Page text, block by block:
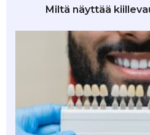
Miltä näyttää